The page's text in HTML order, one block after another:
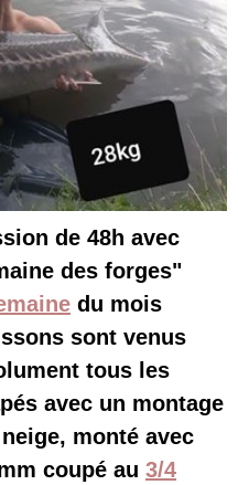
de 48h avec
des forges"
du mois
sont venus
tous les
avec un montage
monté avec
coupé au 3/4